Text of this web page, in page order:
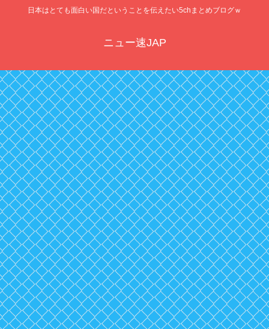
日本はとても面白い国だということを伝えたい5chまとめブログｗ
ニュー速JAP